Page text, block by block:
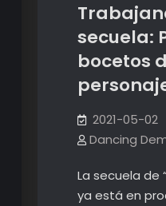
secuela:
bocetos
2021-05-02
Dancing
La secuela de
ya está en